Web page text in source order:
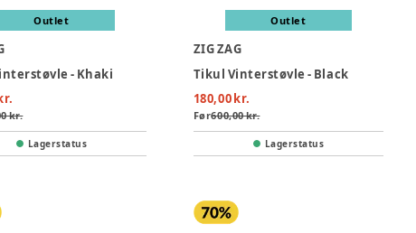
Outlet
- Khaki
kr.
Lagerstatus
Outlet
ZIG ZAG
Tikul Vinterstøvle - Black
180,00 kr.
Før600,00 kr.
Lagerstatus